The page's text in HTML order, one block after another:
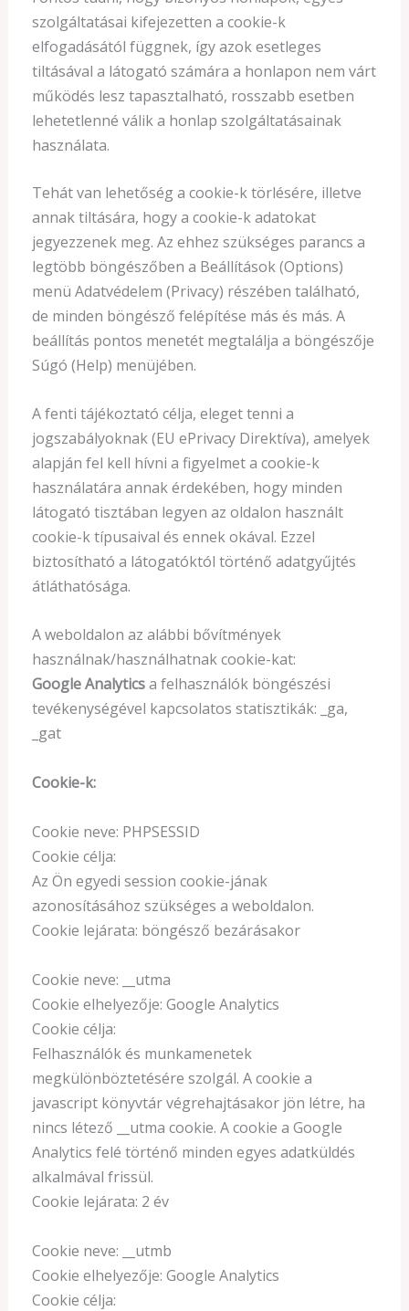
szolgáltatásai kifejezetten a cookie-k
elfogadásától függnek, így azok esetleges
tiltásával a látogató számára a honlapon nem várt
működés lesz tapasztalható, rosszabb esetben
lehetetlenné válik a honlap szolgáltatásainak
használata.
Tehát van lehetőség a cookie-k törlésére, illetve
annak tiltására, hogy a cookie-k adatokat
jegyezzenek meg. Az ehhez szükséges parancs a
legtöbb böngészőben a Beállítások (Options)
menü Adatvédelem (Privacy) részében található,
de minden böngésző felépítése más és más. A
beállítás pontos menetét megtalálja a böngészője
Súgó (Help) menüjében.
A fenti tájékoztató célja, eleget tenni a
jogszabályoknak (EU ePrivacy Direktíva), amelyek
alapján fel kell hívni a figyelmet a cookie-k
használatára annak érdekében, hogy minden
látogató tisztában legyen az oldalon használt
cookie-k típusaival és ennek okával. Ezzel
biztosítható a látogatóktól történő adatgyűjtés
átláthatósága.
A weboldalon az alábbi bővítmények
használnak/használhatnak cookie-kat:
Google Analyticsa felhasználók böngészési
tevékenységével kapcsolatos statisztikák: _ga,
_gat
Cookie-k:
Cookie neve: PHPSESSID
Cookie célja:
Az Ön egyedi session cookie-jának
azonosításához szükséges a weboldalon.
Cookie lejárata: böngésző bezárásakor
Cookie neve: __utma
Cookie elhelyezője: Google Analytics
Cookie célja:
Felhasználók és munkamenetek
megkülönböztetésére szolgál. A cookie a
javascript könyvtár végrehajtásakor jön létre, ha
nincs létező __utma cookie. A cookie a Google
Analytics felé történő minden egyes adatküldés
alkalmával frissül.
Cookie lejárata: 2 év
Cookie neve: __utmb
Cookie elhelyezője: Google Analytics
Cookie célja: